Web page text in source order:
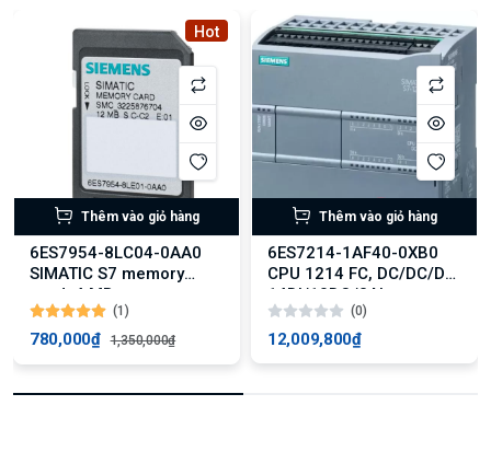
Hot
Thêm vào giỏ hàng
6ES7954-8LC04-0AA0
SIMATIC S7 memory
card, 4 MB
(1)
780,000₫ 1,350,000₫
Thêm vào giỏ hàng
6ES7214-1AF40-0XB0
CPU 1214 FC, DC/DC/DC,
14DI/10DO/2AI
(0)
12,009,800₫